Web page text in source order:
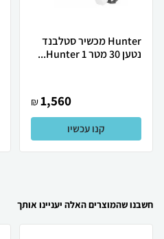
Hunter מכשיר סטלבנד
נטען 30 מטר Hunter 1...
1,560
₪
קנו עכשיו
חשבנו שהמוצרים האלה יעניינו אותך